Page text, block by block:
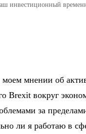
инвестиционный
мнении об
Brexit вокруг
за
ли я работаю в